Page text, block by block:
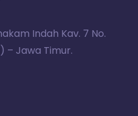
Indah Kav. 7 No.
– Jawa Timur.